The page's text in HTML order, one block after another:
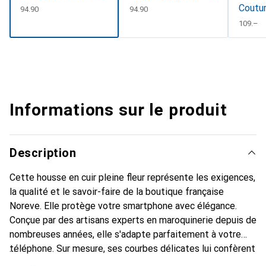
CHF
94.90 CHF
94.90
CHF
109.–
Informations sur le produit
Description
Cette housse en cuir pleine fleur représente les exigences,
la qualité et le savoir-faire de la boutique française
Noreve. Elle protège votre smartphone avec élégance.
Conçue par des artisans experts en maroquinerie depuis de
nombreuses années, elle s'adapte parfaitement à votre
téléphone. Sur mesure, ses courbes délicates lui confèrent